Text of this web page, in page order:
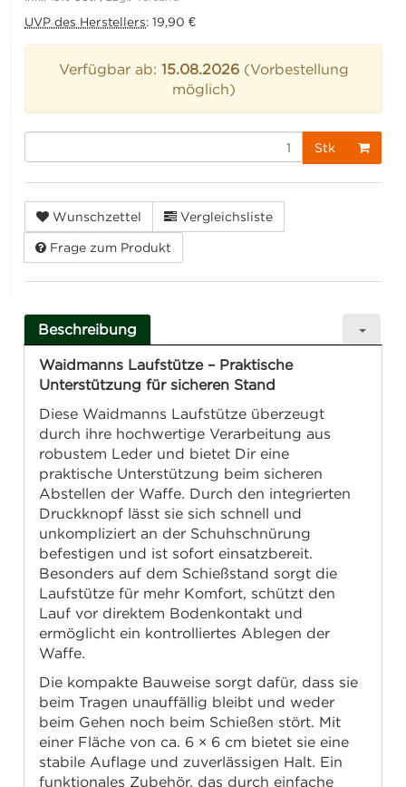
UVP des Herstellers:19,90 €
Verfügbar ab: 15.08.2026(Vorbestellung
möglich)
Stk
Wunschzettel Vergleichsliste
Frage zum Produkt
Beschreibung
Waidmanns Laufstütze – Praktische
Unterstützung für sicheren Stand
Diese Waidmanns Laufstütze überzeugt
durch ihre hochwertige Verarbeitung aus
robustem Leder und bietet Dir eine
praktische Unterstützung beim sicheren
Abstellen der Waffe. Durch den integrierten
Druckknopf lässt sie sich schnell und
unkompliziert an der Schuhschnürung
befestigen und ist sofort einsatzbereit.
Besonders auf dem Schießstand sorgt die
Laufstütze für mehr Komfort, schützt den
Lauf vor direktem Bodenkontakt und
ermöglicht ein kontrolliertes Ablegen der
Waffe.
Die kompakte Bauweise sorgt dafür, dass sie
beim Tragen unauffällig bleibt und weder
beim Gehen noch beim Schießen stört. Mit
einer Fläche von ca. 6 × 6 cm bietet sie eine
stabile Auflage und zuverlässigen Halt. Ein
funktionales Zubehör, das durch einfache